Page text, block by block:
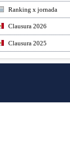
Ranking x jornada
Clausura 2026
Clausura 2025